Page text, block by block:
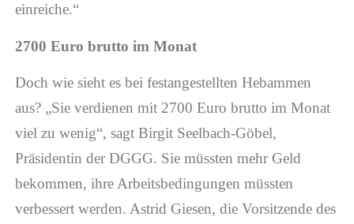
einreiche.“
2700 Euro brutto im Monat
Doch wie sieht es bei festangestellten Hebammen
aus? „Sie verdienen mit 2700 Euro brutto im Monat
viel zu wenig“, sagt Birgit Seelbach-Göbel,
Präsidentin der DGGG. Sie müssten mehr Geld
bekommen, ihre Arbeitsbedingungen müssten
verbessert werden. Astrid Giesen, die Vorsitzende des